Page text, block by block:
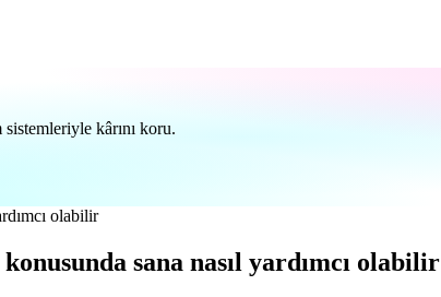
kârını koru.
sana nasıl yardımcı olabilir